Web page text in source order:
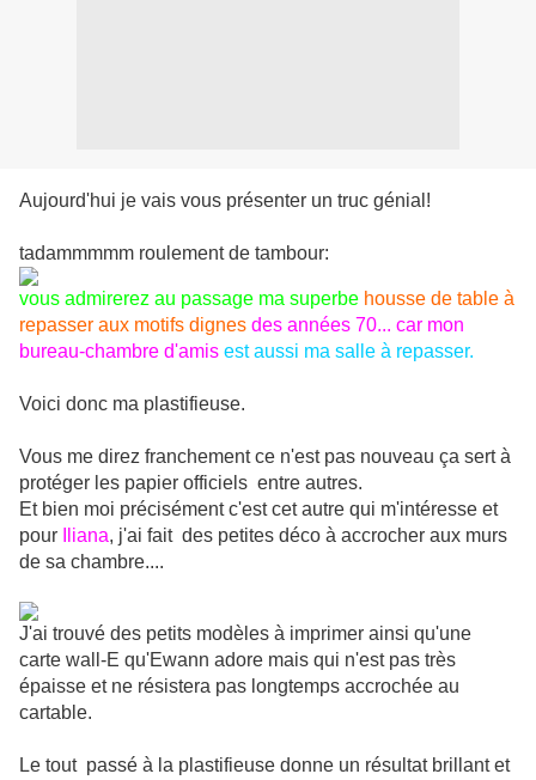
Aujourd'hui je vais vous présenter un truc génial!
tadammmmm roulement de tambour:
vous admirerez au passage ma superbe housse de table à
repasser aux motifs dignes des années 70... car mon
bureau-chambre d'amis est aussi ma salle à repasser.
Voici donc ma plastifieuse.
Vous me direz franchement ce n'est pas nouveau ça sert à
protéger les papier officiels entre autres.
Et bien moi précisément c'est cet autre qui m'intéresse et
pour
Iliana, j'ai fait des petites déco à accrocher aux murs
de sa chambre....
J'ai trouvé des petits modèles à imprimer ainsi qu'une
carte wall-E qu'Ewann adore mais qui n'est pas très
épaisse et ne résistera pas longtemps accrochée au
cartable.
Le tout passé à la plastifieuse donne un résultat brillant et